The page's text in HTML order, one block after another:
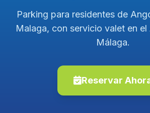
Parking para residentes de
Malaga, con servicio valet en
Málaga.
Reservar